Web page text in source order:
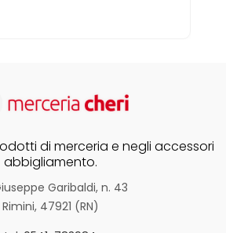
di merceria e negli accessori
abbigliamento.
Garibaldi, n. 43
Rimini, 47921 (RN)